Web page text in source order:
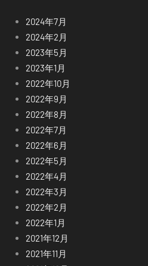
2024年7月
2024年2月
2023年5月
2023年1月
2022年10月
2022年9月
2022年8月
2022年7月
2022年6月
2022年5月
2022年4月
2022年3月
2022年2月
2022年1月
2021年12月
2021年11月